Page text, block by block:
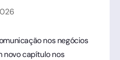
nos negócios
novo capítulo nos